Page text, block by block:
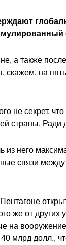
а также
на
не секрет,
страны.
него
связи
от других
млрд долл.,